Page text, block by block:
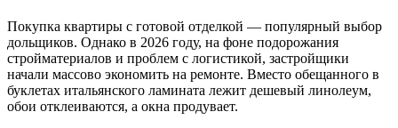
Покупка квартиры с готовой отделкой — популярный выбор
дольщиков. Однако в 2026 году, на фоне подорожания
стройматериалов и проблем с логистикой, застройщики
начали массово экономить на ремонте. Вместо обещанного в
буклетах итальянского ламината лежит дешевый линолеум,
обои отклеиваются, а окна продувает.